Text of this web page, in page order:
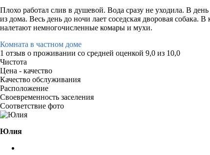
Плохо работал слив в душевой. Вода сразу не уходила. В
из дома. Весь день до ночи лает соседская дворовая
налетают немногочисленные комары и мухи.
Комната в частном доме
1 отзыв о проживании со средней оценкой 9,0 из 10,0
Чистота
Цена - качество
Качество обслуживания
Расположение
Своевременность заселения
Соответствие фото
Юлия